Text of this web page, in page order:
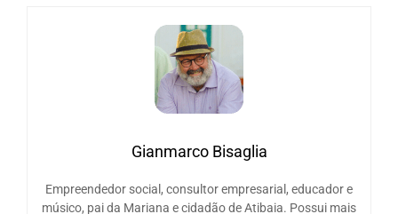
Gianmarco Bisaglia
Empreendedor social, consultor empresarial, educador e
músico, pai da Mariana e cidadão de Atibaia. Possui mais